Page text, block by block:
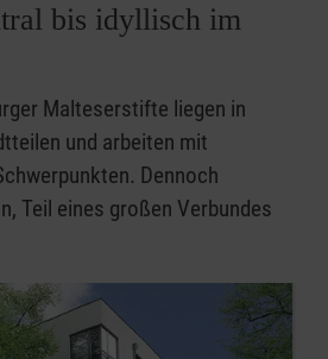
bis idyllisch im
Malteserstifte liegen in
und arbeiten mit
Dennoch
Teil eines großen Verbundes